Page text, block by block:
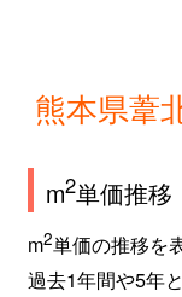
熊本県葦
m2単価推移
m2単価の推移を
過去1年間や5年